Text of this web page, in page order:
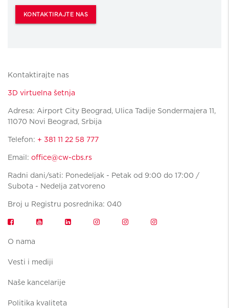
KONTAKTIRAJTE NAS
Kontaktirajte nas
3D virtuelna šetnja
Adresa: Airport City Beograd, Ulica Tadije Sondermajera 11,
11070 Novi Beograd, Srbija
Telefon: + 381 11 22 58 777
Email: office@cw-cbs.rs
Radni dani/sati: Ponedeljak - Petak od 9:00 do 17:00 /
Subota - Nedelja zatvoreno
Broj u Registru posrednika: 040
O nama
Vesti i mediji
Naše kancelarije
Politika kvaliteta